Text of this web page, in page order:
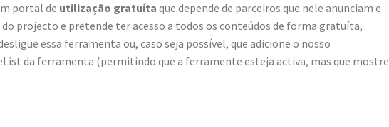
portal de utilização gratuíta que depende de parceiros que nele anunciam e
projecto e pretende ter acesso a todos os conteúdos de forma gratuíta,
essa ferramenta ou, caso seja possível, que adicione o nosso
da ferramenta (permitindo que a ferramente esteja activa, mas que mostre